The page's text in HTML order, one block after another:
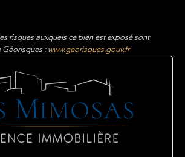
risques auxquels ce bien est exposé sont
:www.georisques.gouv.fr